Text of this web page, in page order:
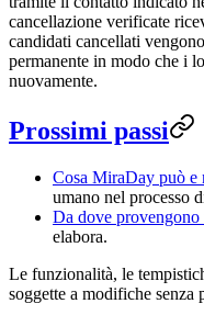
cancellazione verificate
candidati cancellati
permanente in modo che i
nuovamente.
Prossimi passi
Cosa MiraDay può e
umano nel processo
Da dove provengono
elabora.
Le funzionalità, le
soggette a modifiche senza